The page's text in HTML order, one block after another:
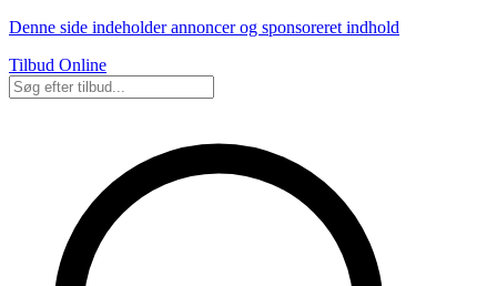
Denne side indeholder annoncer og sponsoreret indhold
Tilbud Online